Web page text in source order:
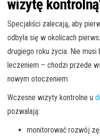
wizytę
Specjaliści zalecają, aby
odbyła się w okolicach
drugiego roku życia. Nie
leczeniem – chodzi przede
nowym otoczeniem.
Wczesne wizyty kontrolne u
pozwalają:
monitorować rozwój